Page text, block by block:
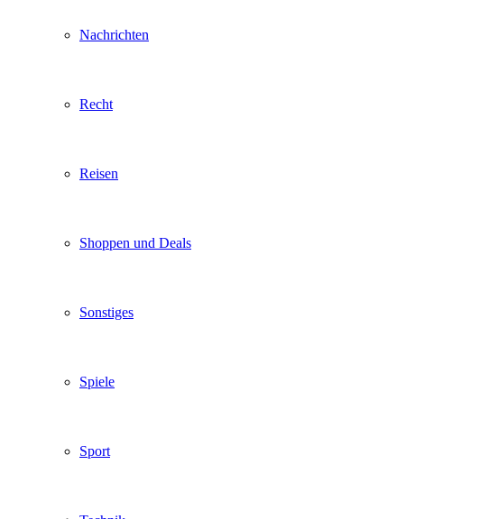
Nachrichten
Recht
Reisen
Shoppen und Deals
Sonstiges
Spiele
Sport